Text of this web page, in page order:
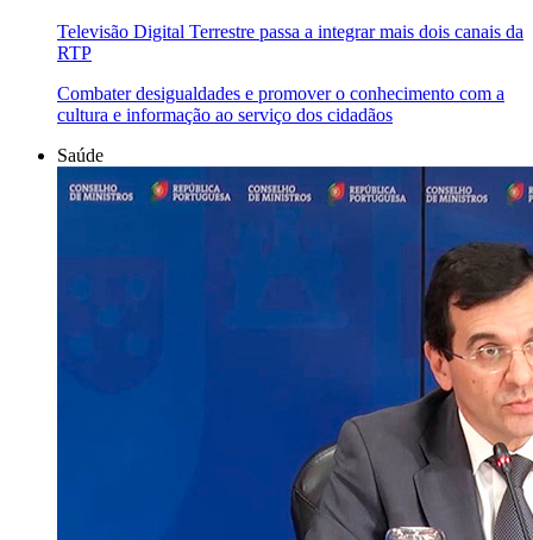
Televisão Digital Terrestre passa a integrar mais dois canais da
RTP
Combater desigualdades e promover o conhecimento com a
cultura e informação ao serviço dos cidadãos
Saúde